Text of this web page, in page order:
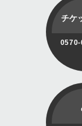
チケ